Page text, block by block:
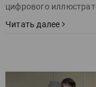
цифрового
Читать далее